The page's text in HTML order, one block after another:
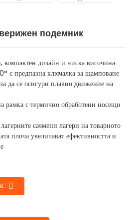
подемник
компактен дизайн и ниска височина
с предпазна ключалка за щамповане
да се осигури плавно движение на
рамка с термично обработени носещи
сачмени лагери на товарното
плоча увеличават ефективността и